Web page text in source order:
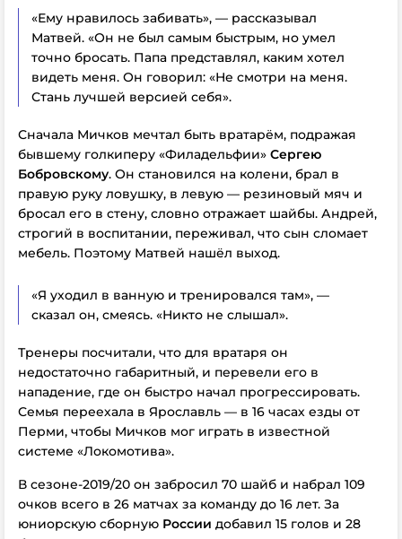
«Ему нравилось забивать», — рассказывал
Матвей. «Он не был самым быстрым, но умел
точно бросать. Папа представлял, каким хотел
видеть меня. Он говорил: «Не смотри на меня.
Стань лучшей версией себя».
Сначала Мичков мечтал быть вратарём, подражая
бывшему голкиперу «Филадельфии» Сергею
Бобровскому. Он становился на колени, брал в
правую руку ловушку, в левую — резиновый мяч и
бросал его в стену, словно отражает шайбы. Андрей,
строгий в воспитании, переживал, что сын сломает
мебель. Поэтому Матвей нашёл выход.
«Я уходил в ванную и тренировался там», —
сказал он, смеясь. «Никто не слышал».
Тренеры посчитали, что для вратаря он
недостаточно габаритный, и перевели его в
нападение, где он быстро начал прогрессировать.
Семья переехала в Ярославль — в 16 часах езды от
Перми, чтобы Мичков мог играть в известной
системе «Локомотива».
В сезоне-2019/20 он забросил 70 шайб и набрал 109
очков всего в 26 матчах за команду до 16 лет. За
юниорскую сборную России добавил 15 голов и 28